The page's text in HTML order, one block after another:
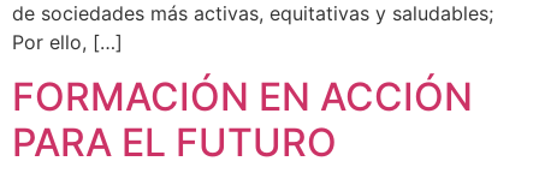
de sociedades más activas, equitativas y saludables;
Por ello, […]
FORMACIÓN EN ACCIÓN
PARA EL FUTURO